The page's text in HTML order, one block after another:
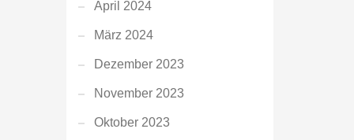
April 2024
März 2024
Dezember 2023
November 2023
Oktober 2023